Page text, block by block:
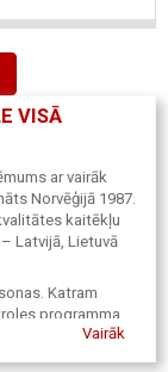
VISĀ
ar vairāk
Norvēģijā 1987.
kaitēkļu
Latvijā, Lietuvā
Katram
programma,
riskiem un
Vairāk